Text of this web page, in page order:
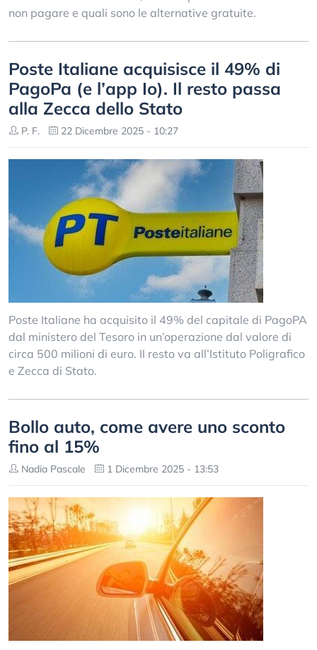
non pagare e quali sono le alternative gratuite.
Poste Italiane acquisisce il 49% di
PagoPa (e l’app Io). Il resto passa
alla Zecca dello Stato
P. F. 22 Dicembre 2025 - 10:27
Poste Italiane ha acquisito il 49% del capitale di PagoPA
dal ministero del Tesoro in un’operazione dal valore di
circa 500 milioni di euro. Il resto va all’Istituto Poligrafico
e Zecca di Stato.
Bollo auto, come avere uno sconto
fino al 15%
Nadia Pascale 1 Dicembre 2025 - 13:53